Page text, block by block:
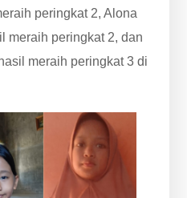
peringkat 2, Alona
meraih peringkat 2, dan
meraih peringkat 3 di